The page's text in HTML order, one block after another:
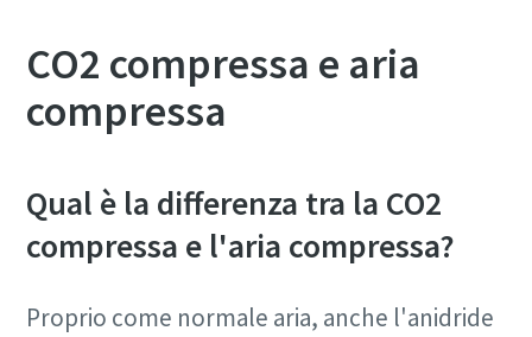
CO2 compressa e aria
compressa
Qual è la differenza tra la CO2
compressa e l'aria compressa?
Proprio come normale aria, anche l'anidride